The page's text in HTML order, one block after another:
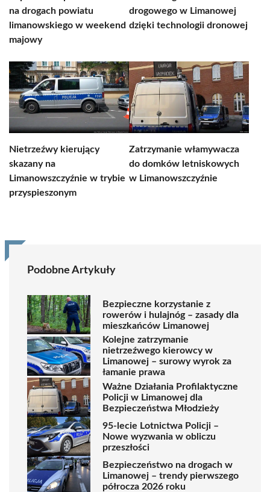
na drogach powiatu
limanowskiego w weekend
majowy
drogowego w Limanowej
dzięki technologii dronowej
Nietrzeźwy kierujący
skazany na
Limanowszczyźnie w trybie
przyspieszonym
Zatrzymanie włamywacza
do domków letniskowych
w Limanowszczyźnie
Podobne Artykuły
Bezpieczne korzystanie z
rowerów i hulajnóg – zasady dla
mieszkańców Limanowej
Kolejne zatrzymanie
nietrzeźwego kierowcy w
Limanowej – surowy wyrok za
łamanie prawa
Ważne Działania Profilaktyczne
Policji w Limanowej dla
Bezpieczeństwa Młodzieży
95-lecie Lotnictwa Policji –
Nowe wyzwania w obliczu
przeszłości
Bezpieczeństwo na drogach w
Limanowej – trendy pierwszego
półrocza 2026 roku